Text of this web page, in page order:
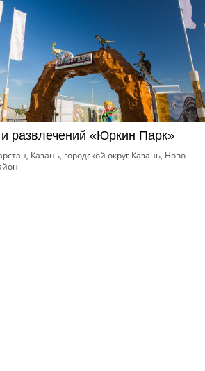
развлечений «Юркин Парк»
Казань, городской округ Казань, Ново-